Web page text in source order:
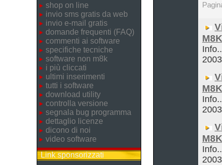
shop on line
invio sms gratis da web
invio e-mail gratis
domande frequenti (FAQ)
commenti ai software
specifiche tecniche
software non m8k
i più cliccati
ultimi inserimenti
tutti i software
download utility
controlla versione
segnala bug programma
dettaglio licenze
dicono di noi
video software
Link sponsorizzati
2003
2003
2003